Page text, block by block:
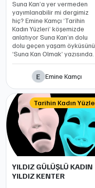
Suna Kan’a yer vermeden
yayımlanabilir mi dergimiz
hiç? Emine Kamçı ‘Tarihin
Kadın Yüzleri’ köşemizde
anlatıyor Suna Kan’ın dolu
dolu geçen yaşam öyküsünü
‘Suna Kan Olmak’ yazısında.
E Emine Kamçı
Tarihin Kadın
YILDIZ GÜLÜŞLÜ KADIN
YILDIZ KENTER